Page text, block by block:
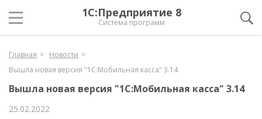
1С:Предприятие 8
Система программ
Главная
Новости
Вышла новая версия "1С:Мобильная касса" 3.14
Вышла новая версия "1С:Мобильная касса" 3.14
25.02.2022